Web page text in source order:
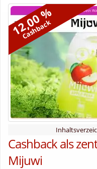
12,00 %
Cashback
Cashback als
Mijuwi